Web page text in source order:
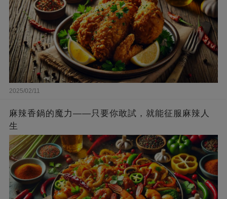
2025/02/11
麻辣香鍋的魔力——只要你敢試，就能征服麻辣人
生